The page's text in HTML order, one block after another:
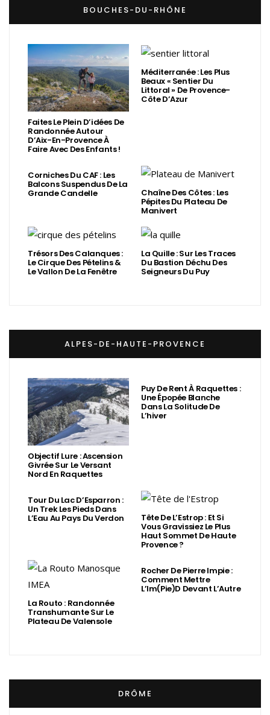
BOUCHES-DU-RHÔNE
Faites Le Plein D’idées De
Randonnée Autour
D’Aix-En-Provence À
Faire Avec Des Enfants !
Méditerranée : Les Plus
Beaux « Sentier Du
Littoral » De Provence-
Côte D’Azur
Corniches Du CAF : Les
Balcons Suspendus De La
Grande Candelle Chaîne Des Côtes : Les
Pépites Du Plateau De
Manivert
Trésors Des Calanques :
Le Cirque Des Pételins &
Le Vallon De La Fenêtre
La Quille : Sur Les Traces
Du Bastion Déchu Des
Seigneurs Du Puy
ALPES-DE-HAUTE-PROVENCE
Objectif Lure : Ascension
Givrée Sur Le Versant
Nord En Raquettes
Puy De Rent À Raquettes :
Une Épopée Blanche
Dans La Solitude De
L’hiver
Tour Du Lac D’Esparron :
Un Trek Les Pieds Dans
L’Eau Au Pays Du Verdon Tête De L’Estrop : Et Si
Vous Gravissiez Le Plus
Haut Sommet De Haute
Provence ?
La Routo : Randonnée
Transhumante Sur Le
Plateau De Valensole
Rocher De Pierre Impie :
Comment Mettre
L’Im(Pie)d Devant L’Autre
DRÔME